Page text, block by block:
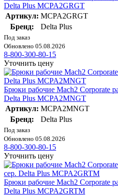
Delta Plus MCPA2GRGT
Артикул: MCPA2GRGT
Бренд:
Delta Plus
Под заказ
Обновлено 05.08.2026
8-800-300-80-15
Уточнить цену
Брюки рабочие Mach2 Corporate
Delta Plus MCPA2MNGT
Артикул: MCPA2MNGT
Бренд:
Delta Plus
Под заказ
Обновлено 05.08.2026
8-800-300-80-15
Уточнить цену
Брюки рабочие Mach2 Corporate
Delta Plus MCPA2GRTM